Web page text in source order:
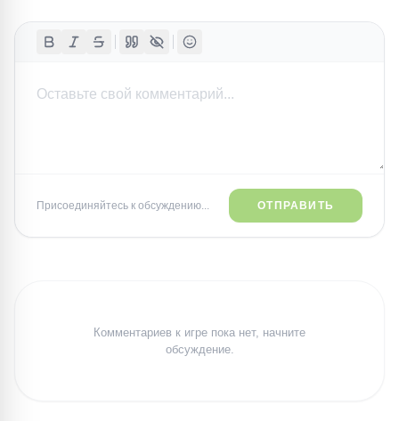
Присоединяйтесь к обсуждению... ОТПРАВИТЬ
Комментариев к игре пока нет, начните
обсуждение.